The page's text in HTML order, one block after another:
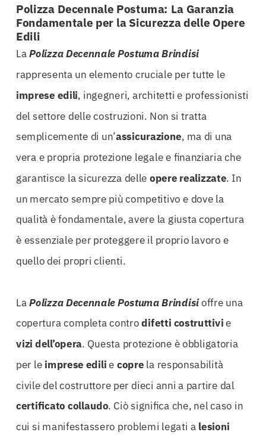
Polizza Decennale Postuma: La Garanzia
Fondamentale per la Sicurezza delle Opere
Edili
LaPolizza Decennale Postuma Brindisi
rappresenta un elemento cruciale per tutte le
imprese edili, ingegneri, architetti e professionisti
del settore delle costruzioni. Non si tratta
semplicemente di un’assicurazione, ma di una
vera e propria protezione legale e finanziaria che
garantisce la sicurezza delle opere realizzate. In
un mercato sempre più competitivo e dove la
qualità è fondamentale, avere la giusta copertura
è essenziale per proteggere il proprio lavoro e
quello dei propri clienti.
LaPolizza Decennale Postuma Brindisioffre una
copertura completa controdifetti costruttivie
vizi dell’opera. Questa protezione è obbligatoria
per le imprese edilie copre la responsabilità
civile del costruttore per dieci anni a partire dal
certificato collaudo. Ciò significa che, nel caso in
cui si manifestassero problemi legati a lesioni